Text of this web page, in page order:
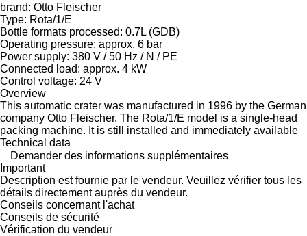
brand: Otto Fleischer
Type: Rota/1/E
Bottle formats processed: 0.7L (GDB)
Operating pressure: approx. 6 bar
Power supply: 380 V / 50 Hz / N / PE
Connected load: approx. 4 kW
Control voltage: 24 V
Overview
This automatic crater was manufactured in 1996 by the German
company Otto Fleischer. The Rota/1/E model is a single-head
packing machine. It is still installed and immediately available
Technical data
Demander des informations supplémentaires
Important
Description est fournie par le vendeur. Veuillez vérifier tous les
détails directement auprès du vendeur.
Conseils concernant l'achat
Conseils de sécurité
Vérification du vendeur